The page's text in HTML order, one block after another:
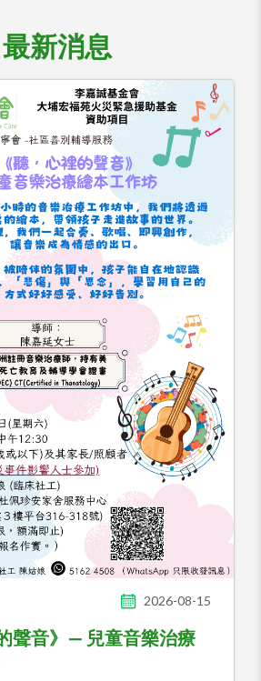
最新消息
2026-08-15
聲音》— 兒童音樂治療